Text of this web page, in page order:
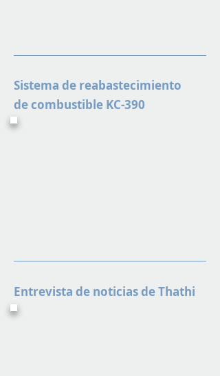
Sistema de reabastecimiento
de combustible KC-390
Entrevista de noticias de Thathi